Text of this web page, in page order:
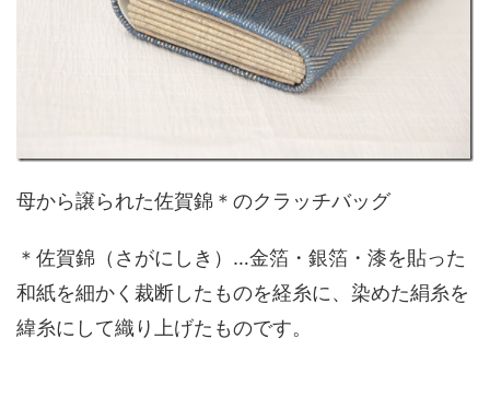
母から譲られた佐賀錦＊のクラッチバッグ
＊佐賀錦（さがにしき）…金箔・銀箔・漆を貼った
和紙を細かく裁断したものを経糸に、染めた絹糸を
緯糸にして織り上げたものです。